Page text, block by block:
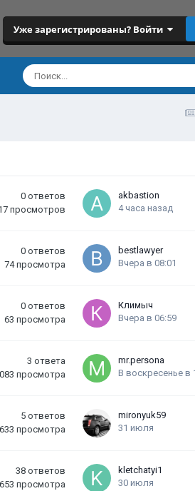
Уже зарегистрированы? Войти
0 ответов
просмотров
akbastion
4 часа назад
0 ответов
74 просмотра
bestlawyer
Вчера в 08:01
0 ответов
63 просмотра
Климыч
Вчера в 06:59
3 ответа
просмотра
mr.persona
В воскресенье в
5 ответов
633 просмотра
mironyuk59
31 июля
38 ответов
просмотра
kletchatyi1
30 июля